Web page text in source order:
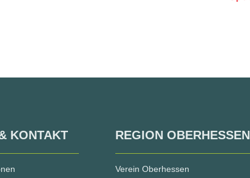
KONTAKT REGION OBERHESSEN
Verein Oberhessen